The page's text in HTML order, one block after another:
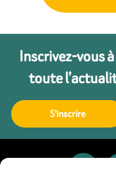
Inscrivez-vous
toute
S'inscrire